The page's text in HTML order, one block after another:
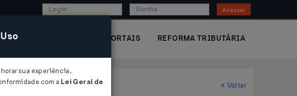
Acessar
COMÉRCIO EXTERIOR PORTAIS REFORMA TRIBUTÁRIA
Voltar
sua experiência,
com a Lei Geral de